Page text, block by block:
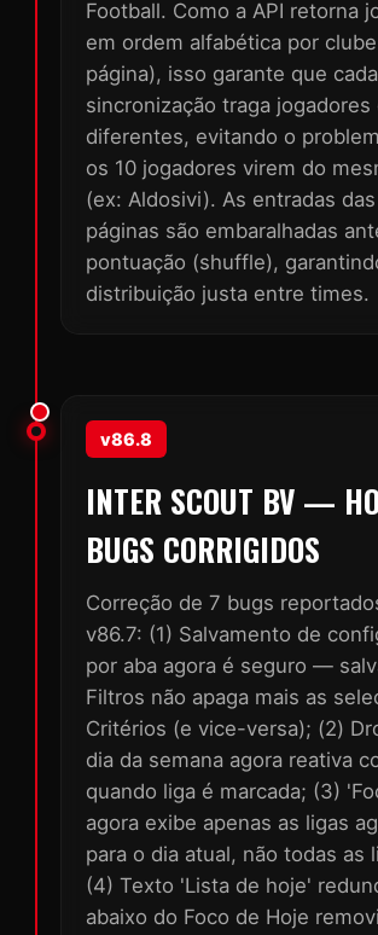
Football. Como a API retorna
em ordem alfabética por
página), isso garante que cada
sincronização traga jogadores
diferentes, evitando o
os 10 jogadores virem do
(ex: Aldosivi). As entradas
páginas são embaralhadas
pontuação (shuffle),
distribuição justa entre times.
v86.8
INTER SCOUT BV —
BUGS CORRIGIDOS
Correção de 7 bugs
v86.7: (1) Salvamento de
por aba agora é seguro —
Filtros não apaga mais as
Critérios (e vice-versa); (2)
dia da semana agora reativa
quando liga é marcada; (3)
agora exibe apenas as ligas
para o dia atual, não todas as
(4) Texto 'Lista de hoje'
abaixo do Foco de Hoje